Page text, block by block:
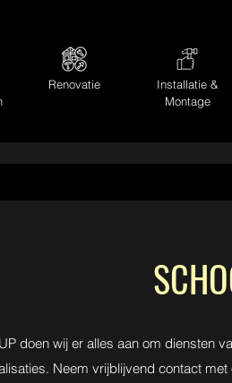
Renovatie
Installatie &
Montage
doen wij er alles aan om diensten
Neem vrijblijvend contact